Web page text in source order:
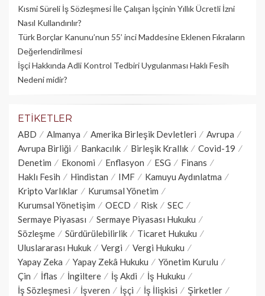
Kısmi Süreli İş Sözleşmesi İle Çalışan İşçinin Yıllık Üc­retli İzni
Nasıl Kullandırılır?
Türk Borçlar Kanunu’nun 55’ inci Maddesine Eklenen Fıkraların
Değerlendirilmesi
İşçi Hakkında Adli Kontrol Tedbiri Uygulanması Haklı Fesih
Nedeni midir?
ETIKETLER
ABD Almanya Amerika Birleşik Devletleri
Avrupa
Avrupa Birliği
Bankacılık Birleşik Krallık
Covid-19
Denetim
Ekonomi Enflasyon ESG
Finans
Haklı Fesih
Hindistan IMF
Kamuyu Aydınlatma
Kripto Varlıklar
Kurumsal Yönetim
Kurumsal Yönetişim
OECD Risk
SEC
Sermaye Piyasası
Sermaye Piyasası Hukuku
Sözleşme
Sürdürülebilirlik
Ticaret Hukuku
Uluslararası Hukuk
Vergi
Vergi Hukuku
Yapay Zeka
Yapay Zekâ Hukuku
Yönetim Kurulu
Çin
İflas İngiltere İş Akdi
İş Hukuku
İş Sözleşmesi
İşveren İşçi İş İlişkisi
Şirketler